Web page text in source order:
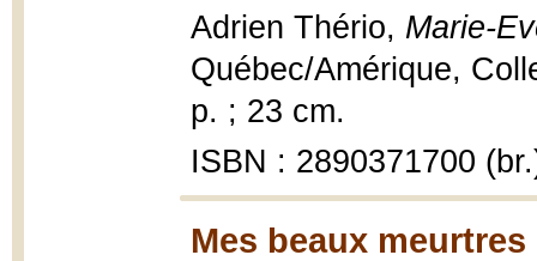
Adrien Thério, Marie-
Québec/Amérique,
p. ; 23 cm.
ISBN : 2890371700
Mes beaux meurtres